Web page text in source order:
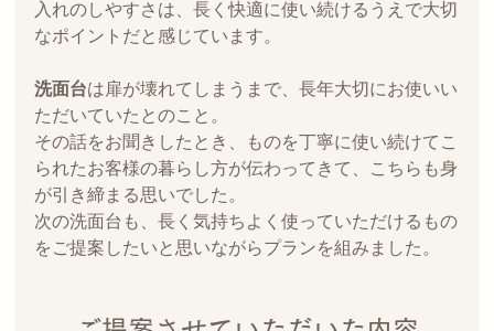
入れのしやすさは、長く快適に使い続けるうえで大切
なポイントだと感じています。
洗面台は扉が壊れてしまうまで、長年大切にお使いい
ただいていたとのこと。
その話をお聞きしたとき、ものを丁寧に使い続けてこ
られたお客様の暮らし方が伝わってきて、こちらも身
が引き締まる思いでした。
次の洗面台も、長く気持ちよく使っていただけるもの
をご提案したいと思いながらプランを組みました。